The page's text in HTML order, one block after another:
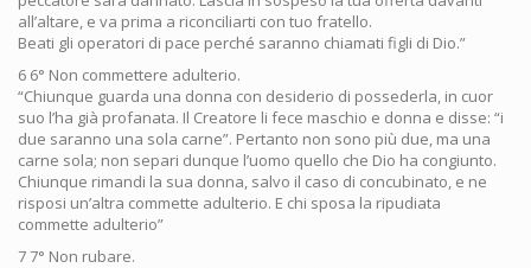
all’altare, e va prima a riconciliarti con tuo fratello.
Beati gli operatori di pace perché saranno chiamati figli di Dio.”
6 6° Non commettere adulterio.
“Chiunque guarda una donna con desiderio di possederla, in cuor
suo l’ha già profanata. Il Creatore li fece maschio e donna e disse: “i
due saranno una sola carne”. Pertanto non sono più due, ma una
carne sola; non separi dunque l’uomo quello che Dio ha congiunto.
Chiunque rimandi la sua donna, salvo il caso di concubinato, e ne
risposi un’altra commette adulterio. E chi sposa la ripudiata
commette adulterio”
7 7° Non rubare.